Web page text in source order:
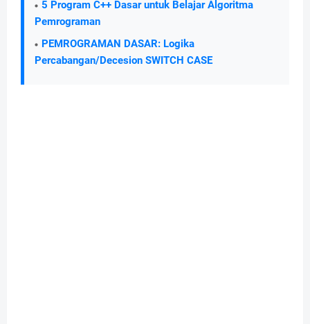
5 Program C++ Dasar untuk Belajar Algoritma
Pemrograman
PEMROGRAMAN DASAR: Logika
Percabangan/Decesion SWITCH CASE